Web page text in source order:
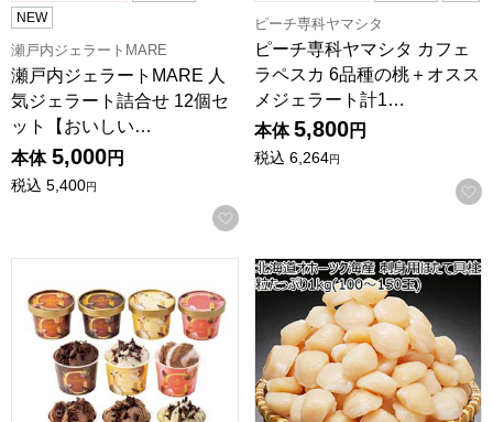
NEW
瀬戸内ジェラートMARE
瀬戸内ジェラートMARE 人
気ジェラート詰合せ 12個セ
ット【おいしい…
本体 5,000円
税込 5,400円
お気に入りに登録する
ピーチ専科ヤマシタ
ピーチ専科ヤマシタ カフェ
ラペスカ 6品種の桃＋オスス
メジェラート計1…
本体 5,800円
税込 6,264円
ゴディバ アイスコレクション10個入【夏の贈りもの・お中
北海道オホーツク海産 刺身